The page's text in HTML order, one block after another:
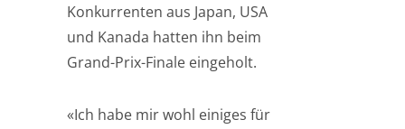
Konkurrenten aus Japan, USA
und Kanada hatten ihn beim
Grand-Prix-Finale eingeholt.
«Ich habe mir wohl einiges für